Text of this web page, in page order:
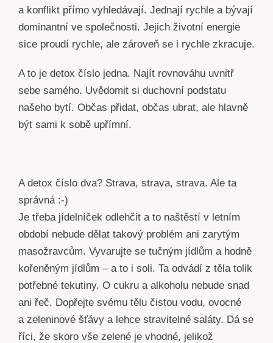
a konflikt přímo vyhledávají. Jednají rychle a bývají
dominantní ve společnosti. Jejich životní energie
sice proudí rychle, ale zároveň se i rychle zkracuje.
A to je detox číslo jedna. Najít rovnováhu uvnitř
sebe samého. Uvědomit si duchovní podstatu
našeho bytí. Občas přidat, občas ubrat, ale hlavně
být sami k sobě upřímní.
A detox číslo dva? Strava, strava, strava. Ale ta
správná :-)
Je třeba jídelníček odlehčit a to naštěstí v letním
období nebude dělat takový problém ani zarytým
masožravcům. Vyvarujte se tučným jídlům a hodně
kořeněným jídlům – a to i soli. Ta odvádí z těla tolik
potřebné tekutiny. O cukru a alkoholu nebude snad
ani řeč. Dopřejte svému tělu čistou vodu, ovocné
a zeleninové šťávy a lehce stravitelné saláty. Dá se
říci, že skoro vše zelené je vhodné, jelikož